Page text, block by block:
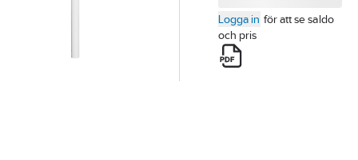
Logga in för att se saldo
och pris